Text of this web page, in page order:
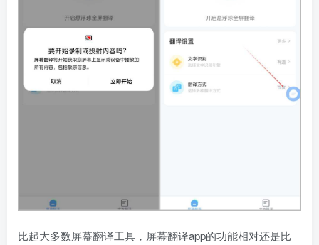
比起大多数屏幕翻译工具，屏幕翻译app的功能相对还是比